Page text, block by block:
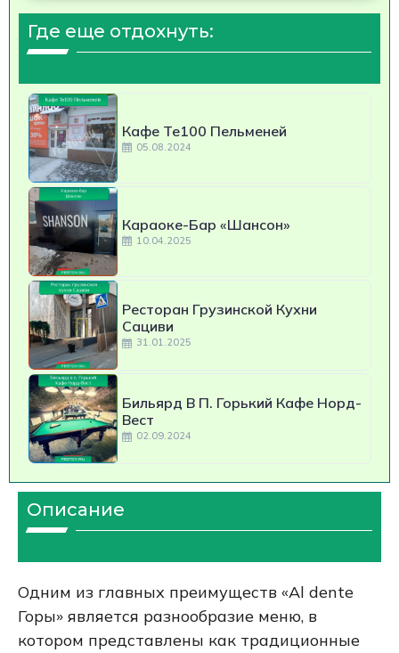
Где еще отдохнуть:
Кафе Те100 Пельменей
05.08.2024
Караоке-Бар «Шансон»
10.04.2025
Ресторан Грузинской Кухни
Сациви
31.01.2025
Бильярд В П. Горький Кафе Норд-
Вест
02.09.2024
Описание
Одним из главных преимуществ «Al dente
Горы» является разнообразие меню, в
котором представлены как традиционные